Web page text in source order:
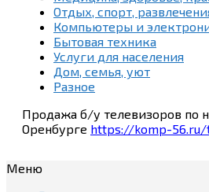
Отдых, спорт,
Компьютеры и
Бытовая техника
Услуги для населения
Дом, семья, уют
Разное
Продажа б/у телевизоров по
Оренбурге https://komp-
Меню